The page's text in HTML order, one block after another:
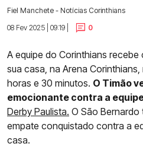
Fiel Manchete - Notícias Corinthians
08 Fev 2025 | 09:19 |
0
A equipe do Corinthians
sua casa, na Arena
horas e 30 minutos. O Timão
emocionante contra a
Derby Paulista. O São Bernardo
empate conquistado contra a
casa.